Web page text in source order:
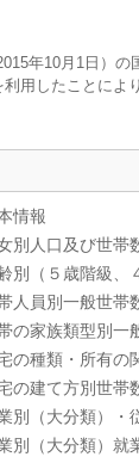
年10月1日）
用したことに
情報
別人口及び世帯
別（５歳階級、
人員別一般世帯
の家族類型別一
の種類・所有の
の建て方別世帯
別（大分類）・
別（大分類）就